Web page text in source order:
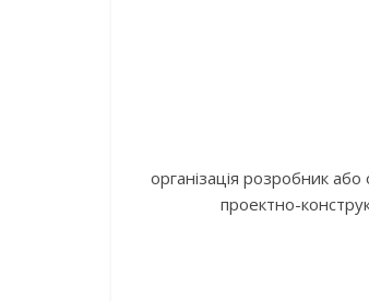
організація розробник або
проектно-